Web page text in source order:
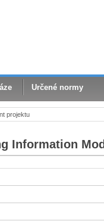
Určené normy
projektu
Information